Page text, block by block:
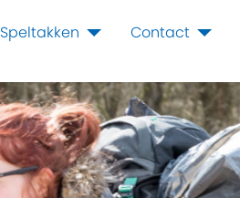
Speltakken Contact